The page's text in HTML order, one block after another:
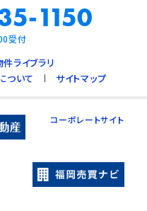
1150
受付
件ライブラリ
ついて サイトマップ
コーポレートサイト